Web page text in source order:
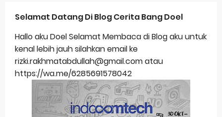
Selamat Datang Di Blog Cerita Bang Doel
Hallo aku Doel Selamat Membaca di Blog aku untuk
kenal lebih jauh silahkan email ke
rizki.rakhmatabdullah@gmail.com atau
https://wa.me/6285691578042